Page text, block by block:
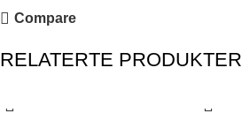
Compare
RELATERTE PRODUKTER